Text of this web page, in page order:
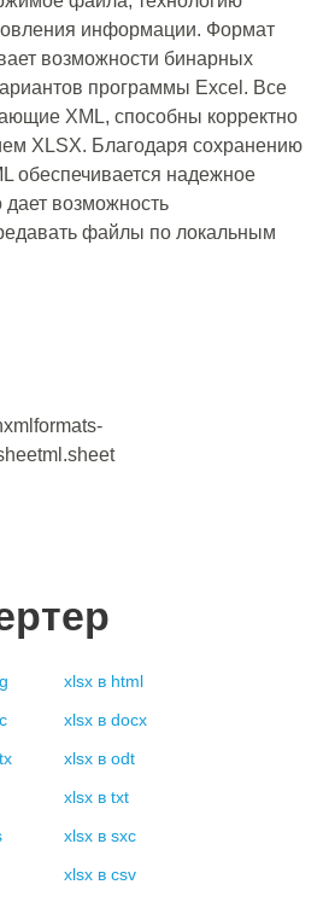
информации. Формат
возможности бинарных
программы Excel. Все
XML, способны корректно
XLSX. Благодаря сохранению
обеспечивается надежное
возможность
файлы по локальным
xlsx в html
xlsx в docx
xlsx в odt
xlsx в txt
xlsx в sxc
xlsx в csv